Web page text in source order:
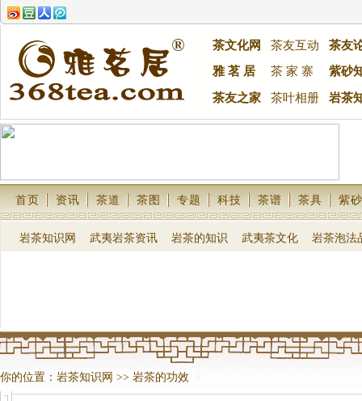
茶文化网 茶友互动
茶友
雅 茗 居
茶 家 寨 紫砂
茶友之家 茶叶相册 岩茶
首页 资讯 茶道 茶图 专题 科技 茶谱 茶具 紫砂
岩茶知识网 武夷岩茶资讯 岩茶的知识 武夷茶文化 岩茶泡法
你的位置： 岩茶知识网 >> 岩茶的功效